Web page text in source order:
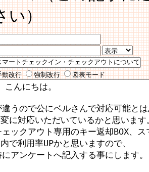
い）
動改行 強制改行 図表モード